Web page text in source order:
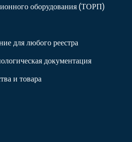
оборудования (ТОРП)
для любого реестра
документация
и товара